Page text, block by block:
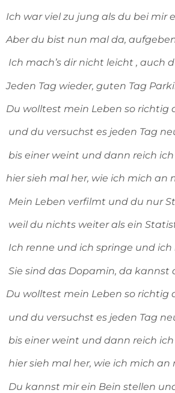
Ich war viel zu jung als du bei mir
Aber du bist nun mal da,
Ich mach’s dir nicht leicht , auch
Jeden Tag wieder, guten Tag
Du wolltest mein Leben so richtig
und du versuchst es jeden Tag
bis einer weint und dann reich ich
hier sieh mal her, wie ich mich an
Mein Leben verfilmt und du nur
weil du nichts weiter als ein
Ich renne und ich springe und ich
Sie sind das Dopamin, da kannst
Du wolltest mein Leben so richtig
und du versuchst es jeden Tag
bis einer weint und dann reich
hier sieh mal her, wie ich mich an
Du kannst mir ein Bein stellen